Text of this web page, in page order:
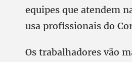
equipes que atendem
usa profissionais do
Os trabalhadores vão